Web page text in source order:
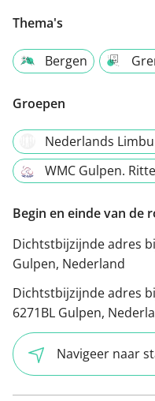
Thema's
Bergen
Groepen
Nederlands
WMC Gulpen.
Begin en einde van de
Dichtstbijzijnde adres
Gulpen, Nederland
Dichtstbijzijnde adres
6271BL Gulpen,
Navigeer naar